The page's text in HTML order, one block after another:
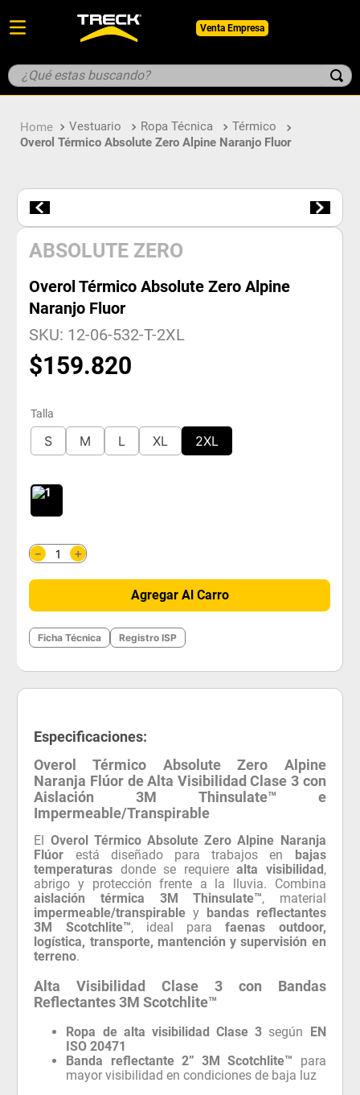
Venta Empresa
¿Qué estas buscando?
Vestuario Ropa Técnica
Térmico
Overol Térmico Absolute Zero Alpine Naranjo Fluor
ABSOLUTE ZERO
Overol Térmico Absolute Zero Alpine
Naranjo Fluor
SKU: 12-06-532-T-2XL
$159.820
Talla
S M L XL 2XL
＋
－
Agregar Al Carro
Ficha Técnica Registro ISP
Especificaciones:
Overol Térmico Absolute Zero Alpine
Naranja Flúor de Alta Visibilidad Clase 3 con
Aislación 3M Thinsulate™ e
Impermeable/Transpirable
El Overol Térmico Absolute Zero Alpine Naranja
Flúor está diseñado para trabajos en bajas
temperaturas donde se requierealta visibilidad,
abrigo y protección frente a la lluvia. Combina
aislación térmica 3M Thinsulate™, material
impermeable/transpirable y bandas reflectantes
3M Scotchlite™, ideal parafaenas outdoor,
logística, transporte, mantención y supervisión en
terreno.
Alta Visibilidad Clase 3 con Bandas
Reflectantes 3M Scotchlite™
Ropa de alta visibilidad Clase 3 según EN
ISO 20471
Banda reflectante 2” 3M Scotchlite™ para
mayor visibilidad en condiciones de baja luz
1. botin
5. casco